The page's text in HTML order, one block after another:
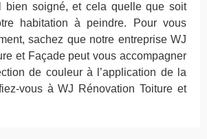
bien soigné, et cela quelle que soit
habitation à peindre. Pour vous
sachez que notre entreprise WJ
et Façade peut vous accompagner
de couleur à l’application de la
vous à WJ Rénovation Toiture et